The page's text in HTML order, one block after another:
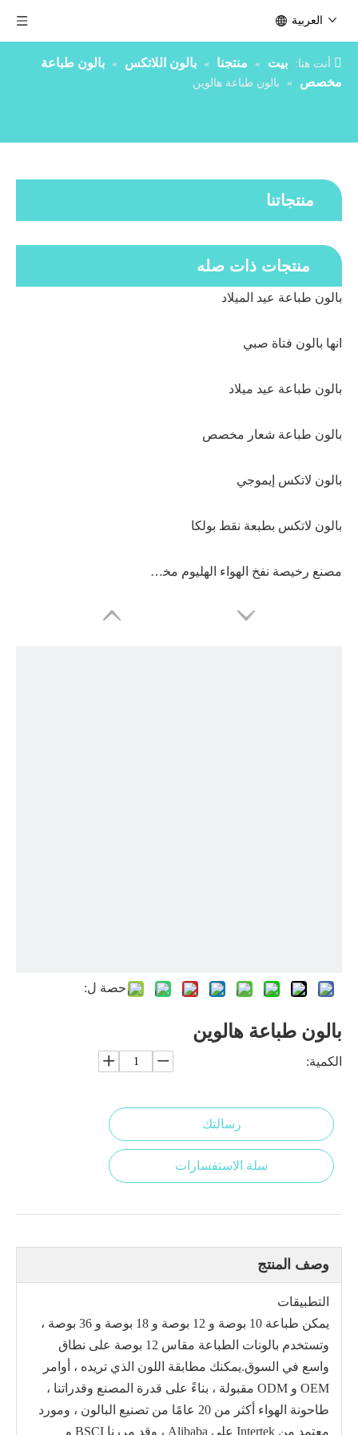
العربية
أنت هنا: بيت » منتجنا » بالون اللاتكس »
بالون طباعة
مخصص
» بالون طباعة هالوين
منتجاتنا
منتجات ذات صله
بالون طباعة عيد الميلاد
انها بالون فتاة صبي
بالون طباعة عيد ميلاد
بالون طباعة شعار مخصص
بالون لاتكس إيموجي
بالون لاتكس بطبعة نقط بولكا
مصنع رخيصة نفخ الهواء الهليوم مخصص طباعة شعار شخصية بالون اللاتكس مع شعار المطبوعة
حصة ل:
بالون طباعة هالوين
الكمية:
رسالتك
سلة الاستفسارات
وصف المنتج
التطبيقات
يمكن طباعة 10 بوصة و 12 بوصة و 18 بوصة و 36 بوصة ،
وتستخدم بالونات الطباعة مقاس 12 بوصة على نطاق
واسع في السوق.يمكنك مطابقة اللون الذي تريده ، أوامر
OEM و ODM مقبولة ، بناءً على قدرة المصنع وقدراتنا ،
طاحونة الهواء أكثر من 20 عامًا من تصنيع البالون ، ومورد
معتمد من Intertek على Alibaba ، وقد مررنا BSCI و